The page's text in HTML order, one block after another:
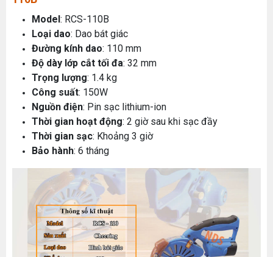
Model: RCS-110B
Loại dao: Dao bát giác
Đường kính dao: 110 mm
Độ dày lớp cắt tối đa: 32 mm
Trọng lượng: 1.4 kg
Công suất: 150W
Nguồn điện: Pin sạc lithium-ion
Thời gian hoạt động: 2 giờ sau khi sạc đầy
Thời gian sạc: Khoảng 3 giờ
Bảo hành: 6 tháng